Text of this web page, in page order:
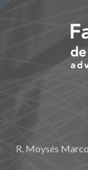
R. Moysés